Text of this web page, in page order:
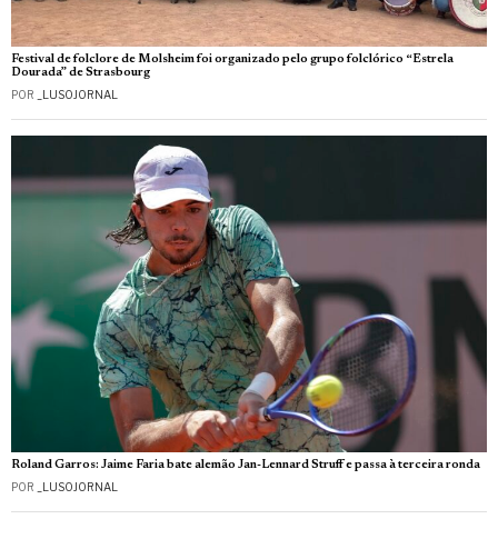
Festival de folclore de Molsheim foi organizado pelo grupo folclórico “Estrela
Dourada” de Strasbourg
POR _LUSOJORNAL
Roland Garros: Jaime Faria bate alemão Jan-Lennard Struff e passa à terceira ronda
POR _LUSOJORNAL